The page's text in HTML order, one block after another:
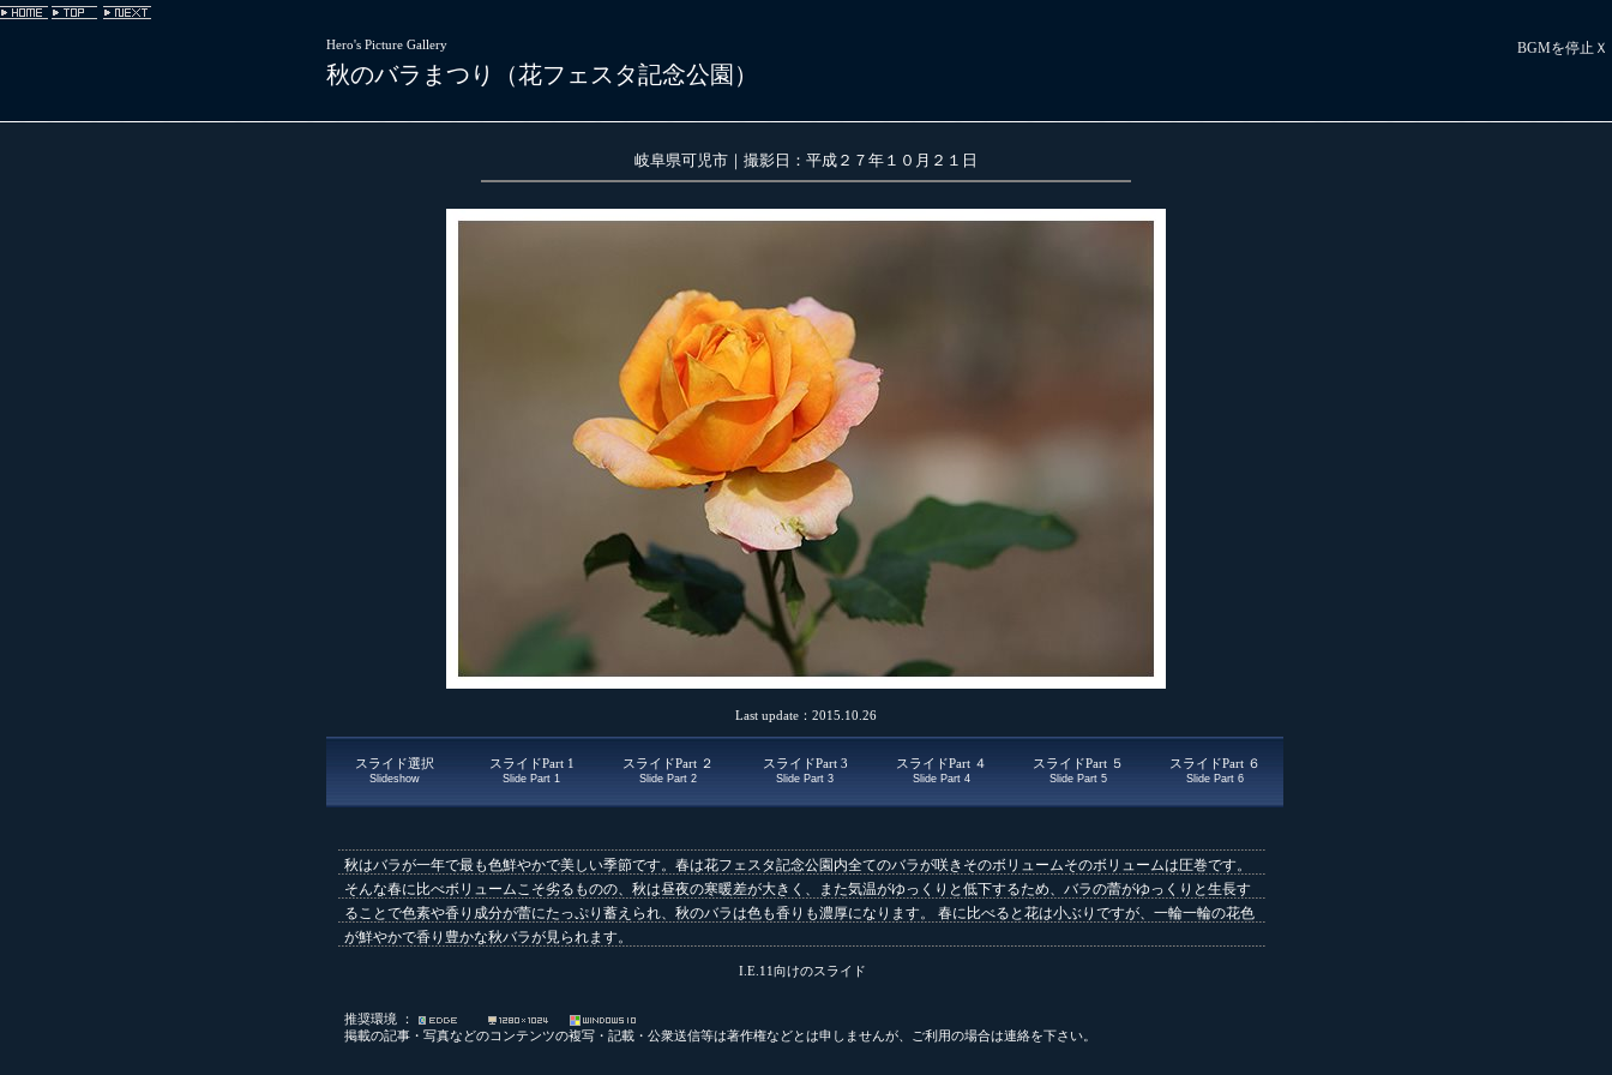
Hero's Picture Gallery
秋のバラまつり（花フェスタ記念公園）
岐阜県可児市｜撮影日：平成２７年１０月２１日
Last update：2015.10.26
スライド選択
Slideshow
スライドPart 1
Slide Part 1
スライドPart ２
Slide Part 2
スライドPart 3
Slide Part 3
スライドPart ４
Slide Part 4
スライドPart ５
Slide Part 5
スライドPart ６
Slide Part 6
秋はバラが一年で最も色鮮やかで美しい季節です。春は花フェスタ記念公園内全てのバラが咲きそのボリュームそのボリュームは圧巻です。
そんな春に比べボリュームこそ劣るものの、秋は昼夜の寒暖差が大きく、また気温がゆっくりと低下するため、バラの蕾がゆっくりと生長す
ることで色素や香り成分が蕾にたっぷり蓄えられ、秋のバラは色も香りも濃厚になります。 春に比べると花は小ぶりですが、一輪一輪の花色
が鮮やかで香り豊かな秋バラが見られます。
I.E.11向けのスライド
推奨環境 ：
掲載の記事・写真などのコンテンツの複写・記載・公衆送信等は著作権などとは申しませんが、
ご利用の場合は連絡を下さい。